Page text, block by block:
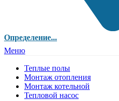
Определение...
Меню
Теплые полы
Монтаж отопления
Монтаж котельной
Тепловой насос